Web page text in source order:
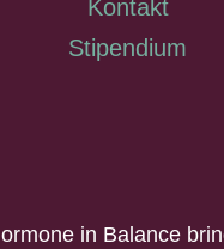
Kontakt
Stipendium
in Balance